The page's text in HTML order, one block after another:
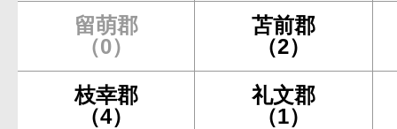
留萌郡
（0）
苫前郡
（2）
枝幸郡
（4）
礼文郡
（1）